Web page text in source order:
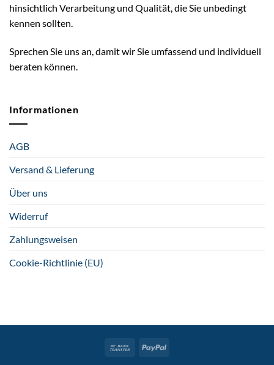
hinsichtlich Verarbeitung und Qualität, die Sie unbedingt
kennen sollten.
Sprechen Sie uns an, damit wir Sie umfassend und individuell
beraten können.
Informationen
AGB
Versand & Lieferung
Über uns
Widerruf
Zahlungsweisen
Cookie-Richtlinie (EU)
Bank